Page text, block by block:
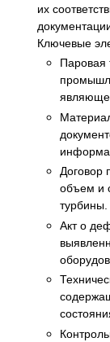
их
Ключевые
Паровая
Договор
объем и
турбины.
Акт о